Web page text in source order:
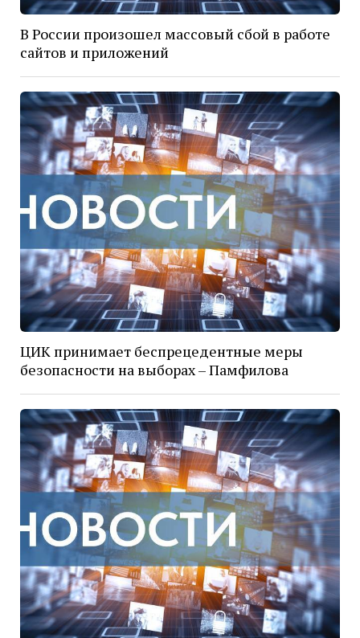
В России произошел массовый сбой в работе
сайтов и приложений
ЦИК принимает беспрецедентные меры
безопасности на выборах – Памфилова